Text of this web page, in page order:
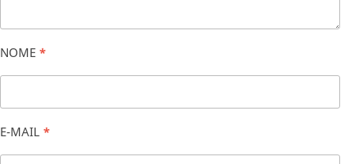
NOME *
E-MAIL *